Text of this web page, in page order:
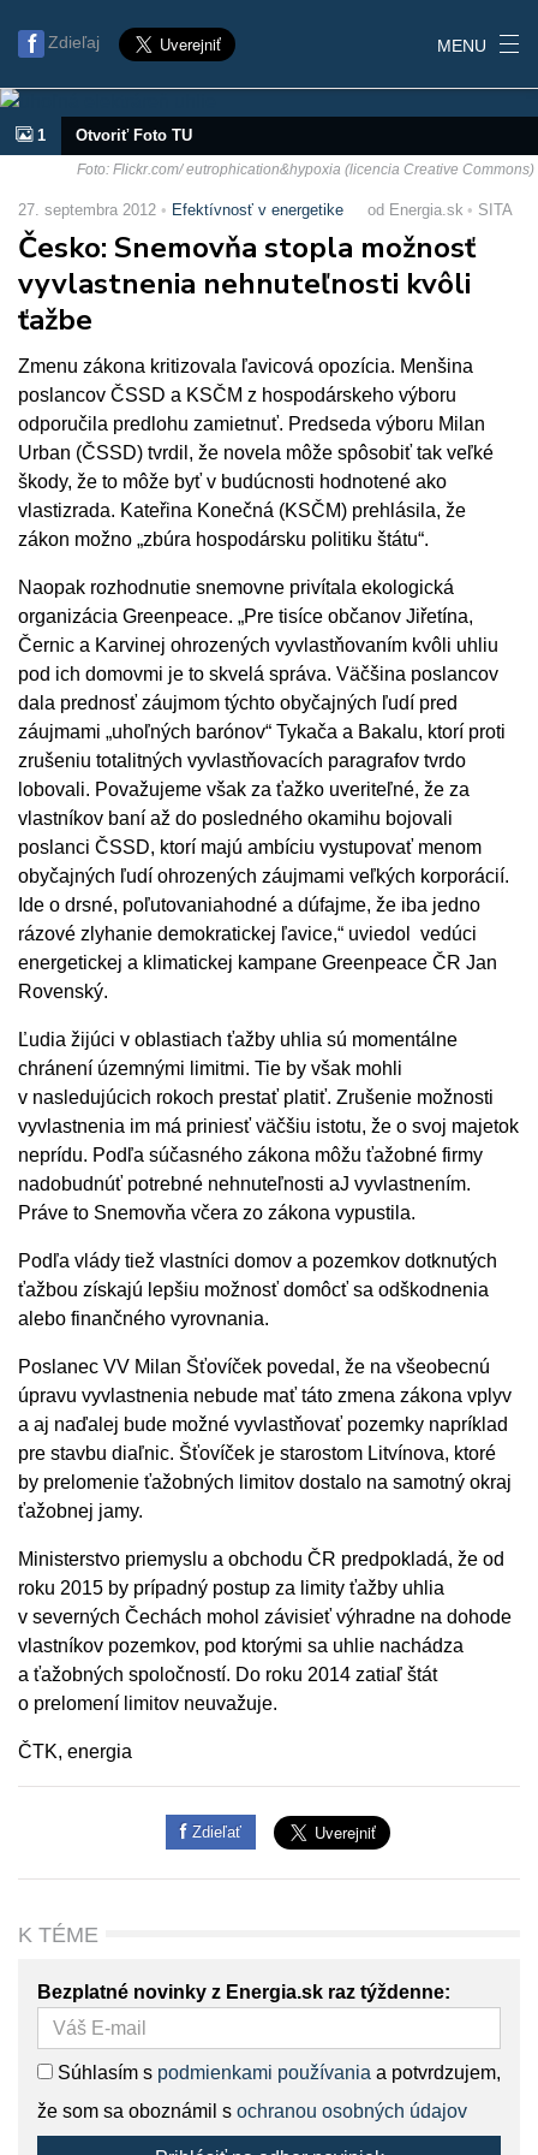
Zdieľaj MENU
1 Otvoriť Foto TU
Foto: Flickr.com/ eutrophication&hypoxia (licencia Creative Commons)
27. septembra 2012 Efektívnosť v energetike od Energia.sk SITA
Česko: Snemovňa stopla možnosť
vyvlastnenia nehnuteľnosti kvôli
ťažbe
Zmenu zákona kritizovala ľavicová opozícia. Menšina
poslancov ČSSD a KSČM z hospodárskeho výboru
odporučila predlohu zamietnuť. Predseda výboru Milan
Urban (ČSSD) tvrdil, že novela môže spôsobiť tak veľké
škody, že to môže byť v budúcnosti hodnotené ako
vlastizrada. Kateřina Konečná (KSČM) prehlásila, že
zákon možno „zbúra hospodársku politiku štátu“.
Naopak rozhodnutie snemovne privítala ekologická
organizácia Greenpeace. „Pre tisíce občanov Jiřetína,
Černic a Karvinej ohrozených vyvlastňovaním kvôli uhliu
pod ich domovmi je to skvelá správa. Väčšina poslancov
dala prednosť záujmom týchto obyčajných ľudí pred
záujmami „uhoľných barónov“ Tykača a Bakalu, ktorí proti
zrušeniu totalitných vyvlastňovacích paragrafov tvrdo
lobovali. Považujeme však za ťažko uveriteľné, že za
vlastníkov baní až do posledného okamihu bojovali
poslanci ČSSD, ktorí majú ambíciu vystupovať menom
obyčajných ľudí ohrozených záujmami veľkých korporácií.
Ide o drsné, poľutovaniahodné a dúfajme, že iba jedno
rázové zlyhanie demokratickej ľavice,“ uviedol vedúci
energetickej a klimatickej kampane Greenpeace ČR Jan
Rovenský.
Ľudia žijúci v oblastiach ťažby uhlia sú momentálne
chránení územnými limitmi. Tie by však mohli
v nasledujúcich rokoch prestať platiť. Zrušenie možnosti
vyvlastnenia im má priniesť väčšiu istotu, že o svoj majetok
neprídu. Podľa súčasného zákona môžu ťažobné firmy
nadobudnúť potrebné nehnuteľnosti aJ vyvlastnením.
Práve to Snemovňa včera zo zákona vypustila.
Podľa vlády tiež vlastníci domov a pozemkov dotknutých
ťažbou získajú lepšiu možnosť domôcť sa odškodnenia
alebo finančného vyrovnania.
Poslanec VV Milan Šťovíček povedal, že na všeobecnú
úpravu vyvlastnenia nebude mať táto zmena zákona vplyv
a aj naďalej bude možné vyvlastňovať pozemky napríklad
pre stavbu diaľnic. Šťovíček je starostom Litvínova, ktoré
by prelomenie ťažobných limitov dostalo na samotný okraj
ťažobnej jamy.
Ministerstvo priemyslu a obchodu ČR predpokladá, že od
roku 2015 by prípadný postup za limity ťažby uhlia
v severných Čechách mohol závisieť výhradne na dohode
vlastníkov pozemkov, pod ktorými sa uhlie nachádza
a ťažobných spoločností. Do roku 2014 zatiaľ štát
o prelomení limitov neuvažuje.
ČTK, energia
Zdieľať
K TÉME
Bezplatné novinky z Energia.sk raz týždenne:
Súhlasím s podmienkami používania a potvrdzujem,
že som sa oboznámil s ochranou osobných údajov